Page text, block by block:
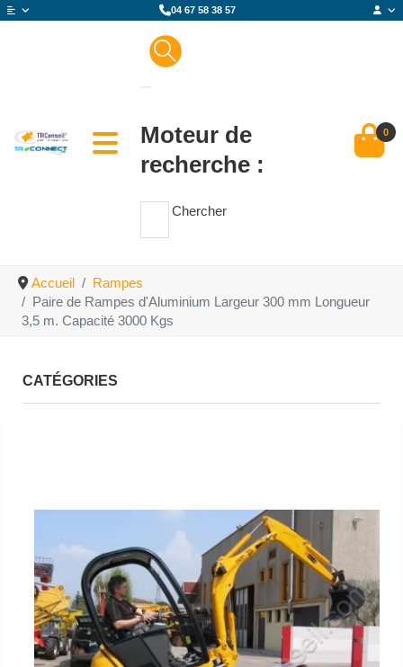
04 67 58 38 57
Moteur de
recherche :
Chercher
0
Accueil
Rampes
Paire de Rampes d'Aluminium Largeur 300 mm Longueur
3,5 m. Capacité 3000 Kgs
CATÉGORIES